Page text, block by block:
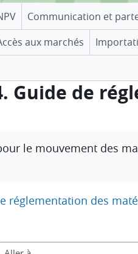
Communication et
aux marchés
Guide de
le mouvement des
réglementation des